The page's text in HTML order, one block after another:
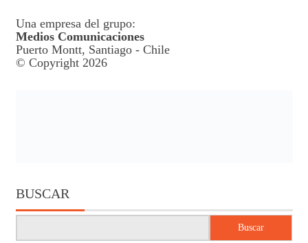
Una empresa del grupo:
Medios Comunicaciones
Puerto Montt, Santiago - Chile
© Copyright 2026
BUSCAR
Buscar